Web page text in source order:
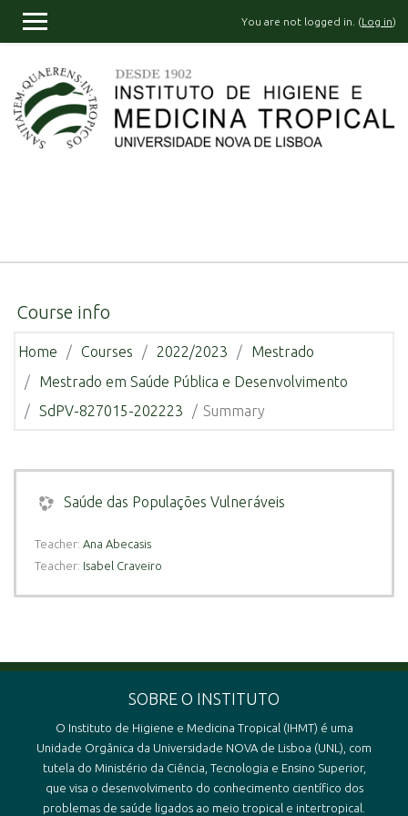
You are not logged in. (Log in)
Course info
Home Courses 2022/2023
Mestrado
Mestrado em Saúde Pública e Desenvolvimento
SdPV-827015-202223
Summary
Saúde das Populações Vulneráveis
Teacher: Ana Abecasis
Teacher: Isabel Craveiro
SOBRE O INSTITUTO
O Instituto de Higiene e Medicina Tropical (IHMT) é uma
Unidade Orgânica da Universidade NOVA de Lisboa (UNL), com
tutela do Ministério da Ciência, Tecnologia e Ensino Superior,
que visa o desenvolvimento do conhecimento científico dos
problemas de saúde ligados ao meio tropical e intertropical.